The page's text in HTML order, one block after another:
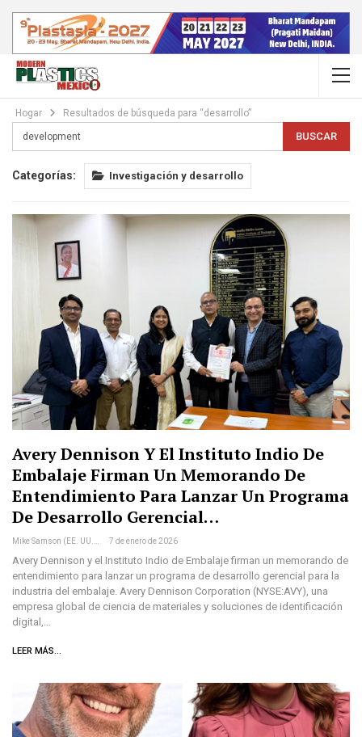
Hogar Resultados de búsqueda para “desarrollo”
Categorías: Investigación y desarrollo
Avery Dennison Y El Instituto Indio De
Embalaje Firman Un Memorando De
Entendimiento Para Lanzar Un Programa
De Desarrollo Gerencial…
Mike Samson (EE. UU.) 7 de enero de 2026
Avery Dennison y el Instituto Indio de Embalaje firman un memorando de
entendimiento para lanzar un programa de desarrollo gerencial para la
industria del embalaje. Avery Dennison Corporation (NYSE:AVY), una
empresa global de ciencia de materiales y soluciones de identificación
digital,…
LEER MÁS...